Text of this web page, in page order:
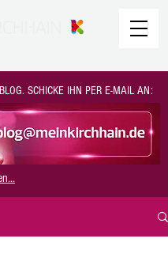
SCHICKE IHN PER E-MAIL AN: